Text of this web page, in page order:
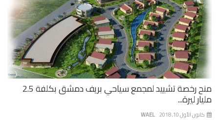
منح رخصة تشييد لمجمع سياحي بريف دمشق بكلفة 2.5
ليرة...
WAEL الأول 10, 2018